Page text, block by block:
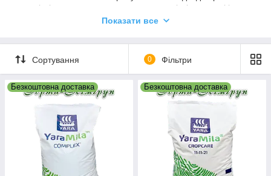
макро і мікроелементи в правильному співвідношенні і
доступній для рослин формі.
протягом усього вегетаційного періоду.
Фосфор, що входить до складу всіх продуктів YaraMila,
повністю розчинний у воді. Це робить продукт ідеальним для
внесення в потрібних дозах і в потрібний час.
Не менш важливо, що добрива YaraMila мають
збалансований вміст нітратного і амонійного азоту,
полегшуючи таким чином його використання рослинами.
У серію добрив YaraMila входять і види добрив, які не містять
хлору, що дуже важливо для садових і овочевих культур.
Показати все
Сортування 0 Фільтри
Безкоштовна доставка Безкоштовна доставка